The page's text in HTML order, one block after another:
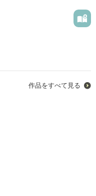
作品をすべて見る